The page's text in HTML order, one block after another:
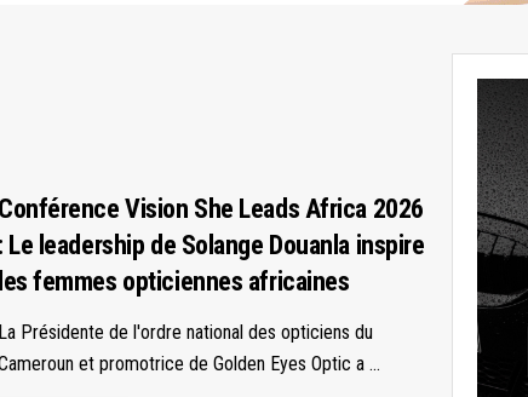
Conférence Vision She Leads Africa 2026
: Le leadership de Solange Douanla inspire
les femmes opticiennes africaines
La Présidente de l'ordre national des opticiens du
et promotrice de Golden Eyes Optic a ...